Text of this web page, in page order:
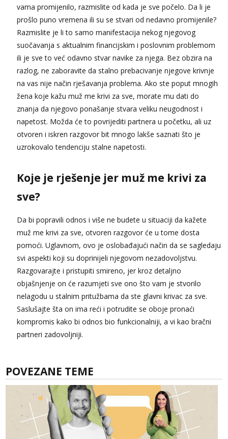
vama promijenilo, razmislite od kada je sve počelo. Da li je
prošlo puno vremena ili su se stvari od nedavno promijenile?
Razmislite je li to samo manifestacija nekog njegovog
suočavanja s aktualnim financijskim i poslovnim problemom
ili je sve to već odavno stvar navike za njega. Bez obzira na
razlog, ne zaboravite da stalno prebacivanje njegove krivnje
na vas nije način rješavanja problema. Ako ste poput mnogih
žena koje kažu muž me krivi za sve, morate mu dati do
znanja da njegovo ponašanje stvara veliku neugodnost i
napetost. Možda će to povrijediti partnera u početku, ali uz
otvoren i iskren razgovor bit mnogo lakše saznati što je
uzrokovalo tendenciju stalne napetosti.
Koje je rješenje jer muž me krivi za
sve?
Da bi popravili odnos i više ne budete u situaciji da kažete
muž me krivi za sve, otvoren razgovor će u tome dosta
pomoći. Uglavnom, ovo je oslobađajući način da se sagledaju
svi aspekti koji su doprinijeli njegovom nezadovoljstvu.
Razgovarajte i pristupiti smireno, jer kroz detaljno
objašnjenje on će razumjeti sve ono što vam je stvorilo
nelagodu u stalnim pritužbama da ste glavni krivac za sve.
Saslušajte šta on ima reći i potrudite se oboje pronaći
kompromis kako bi odnos bio funkcionalniji, a vi kao bračni
partneri zadovoljniji.
POVEZANE TEME